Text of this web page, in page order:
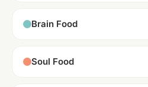
Brain Food
Soul Food